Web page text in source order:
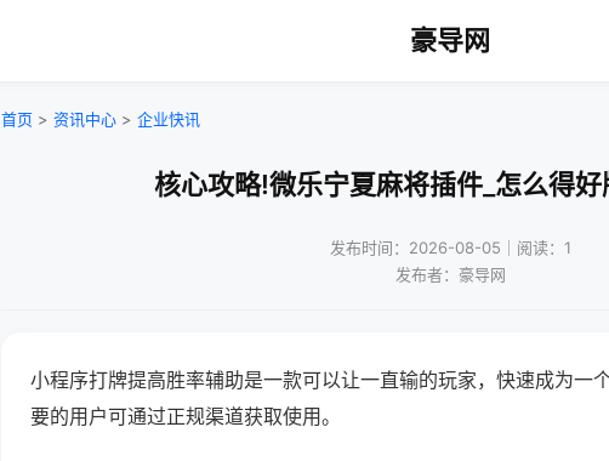
豪导网
首页 > 资讯中心 > 企业快讯
核心攻略!微乐宁夏麻将插件_怎么得
发布时间：2026-08-05｜阅读：1
发布者：豪导网
小程序打牌提高胜率辅助是一款可以让一直输的玩家，快速成为一
要的用户可通过正规渠道获取使用。